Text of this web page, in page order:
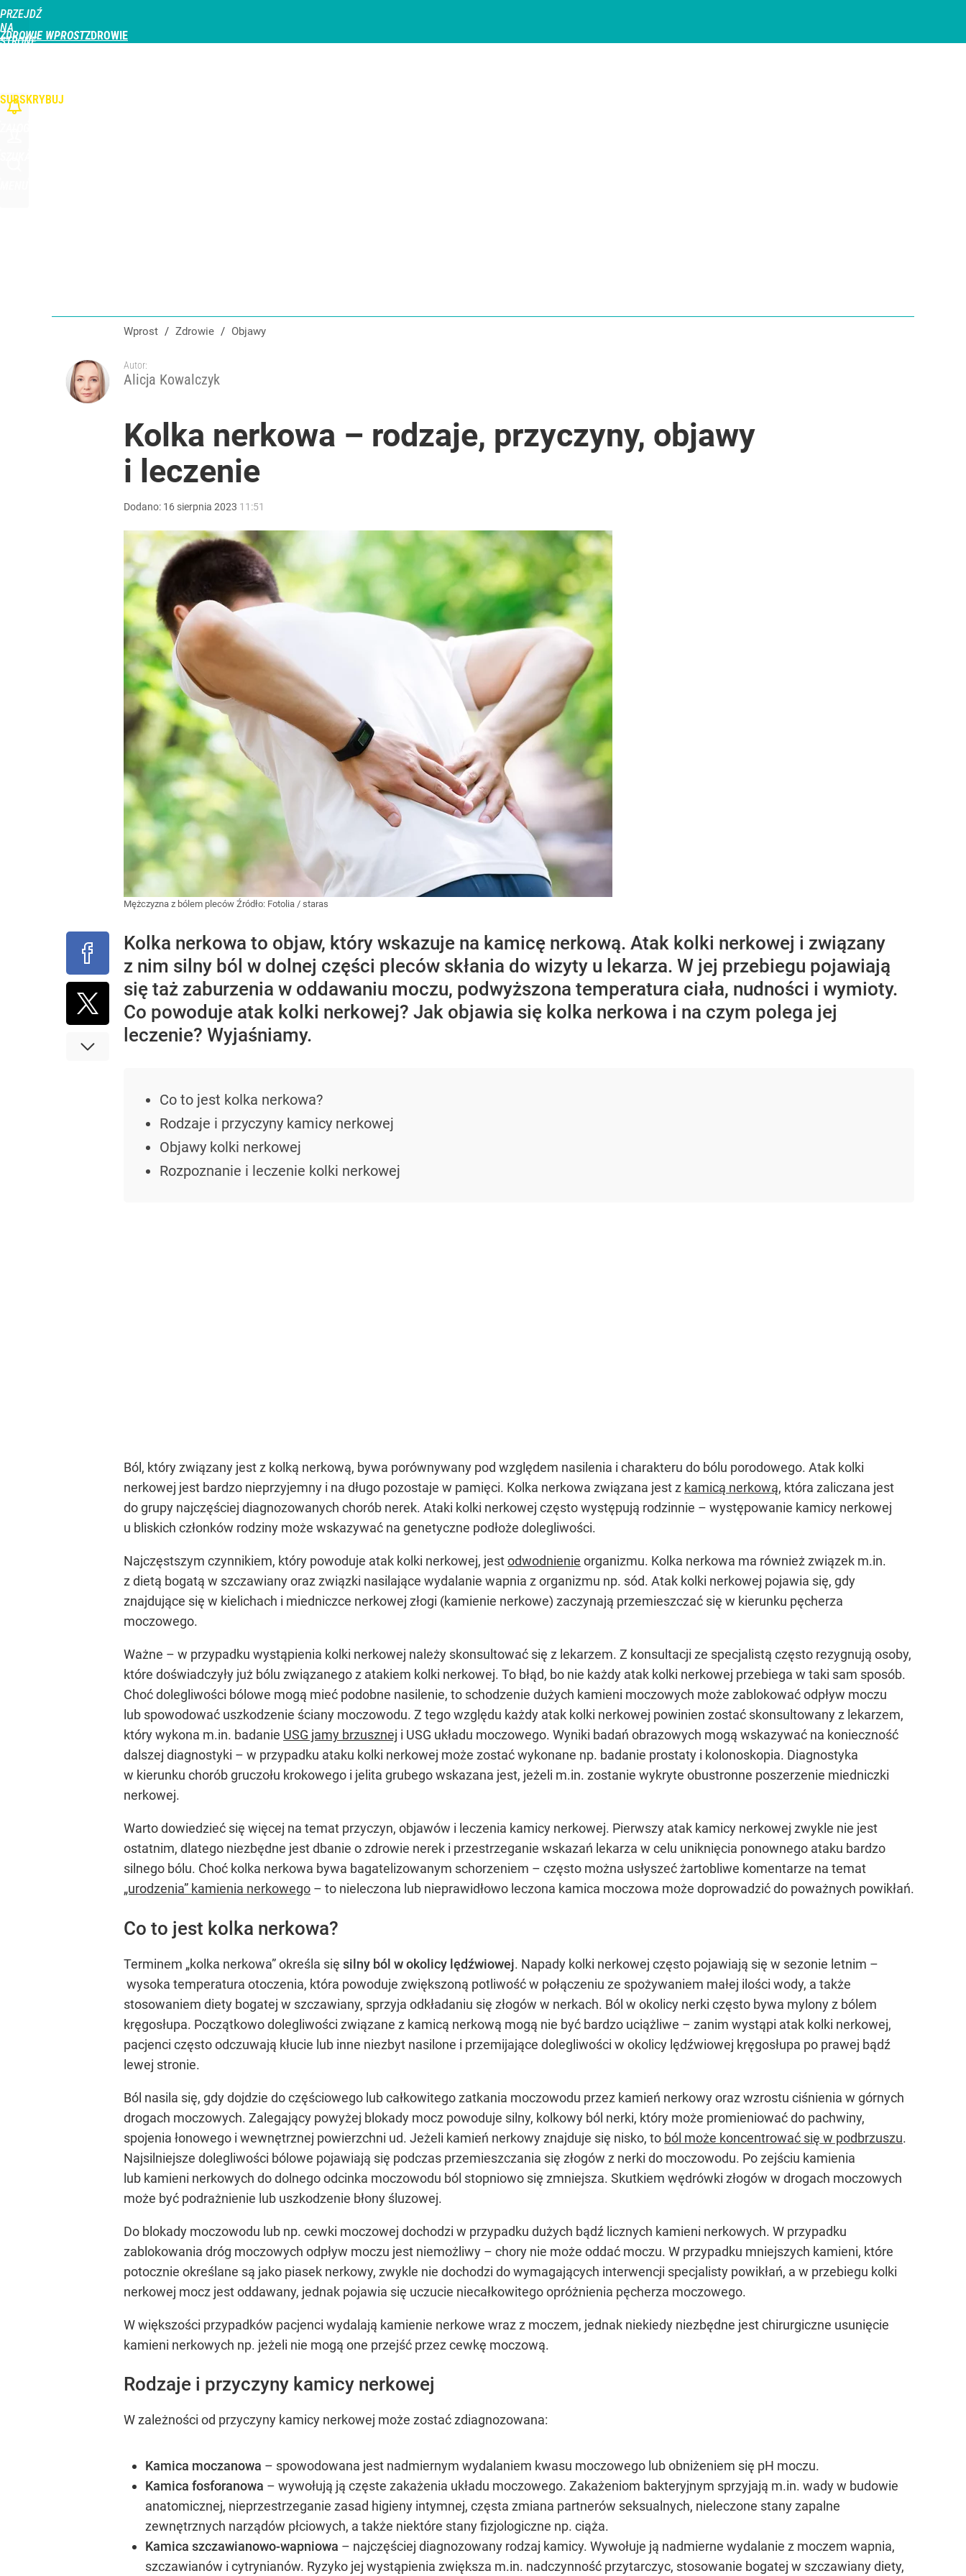
PRZEJDŹ
NA
STRONĘ
ZDROWIE WPROST
SUBSKRYBUJ
Wprost / Zdrowie / Objawy
Autor:
Alicja Kowalczyk
Kolka nerkowa – rodzaje, przyczyny, objawy
i leczenie
Dodano: 16 sierpnia 2023 11:51
Mężczyzna z bólem pleców Źródło: Fotolia / staras
Kolka nerkowa to objaw, który wskazuje na kamicę nerkową. Atak kolki nerkowej i związany
z nim silny ból w dolnej części pleców skłania do wizyty u lekarza. W jej przebiegu pojawiają
się taż zaburzenia w oddawaniu moczu, podwyższona temperatura ciała, nudności i wymioty.
Co powoduje atak kolki nerkowej? Jak objawia się kolka nerkowa i na czym polega jej
leczenie? Wyjaśniamy.
Co to jest kolka nerkowa?
Rodzaje i przyczyny kamicy nerkowej
Objawy kolki nerkowej
Rozpoznanie i leczenie kolki nerkowej
Ból, który związany jest z kolką nerkową, bywa porównywany pod względem nasilenia i charakteru do bólu porodowego. Atak kolki
nerkowej jest bardzo nieprzyjemny i na długo pozostaje w pamięci. Kolka nerkowa związana jest z kamicą nerkową, która zaliczana jest
do grupy najczęściej diagnozowanych chorób nerek. Ataki kolki nerkowej często występują rodzinnie – występowanie kamicy nerkowej
u bliskich członków rodziny może wskazywać na genetyczne podłoże dolegliwości.
Najczęstszym czynnikiem, który powoduje atak kolki nerkowej, jestodwodnienie organizmu. Kolka nerkowa ma również związek m.in.
z dietą bogatą w szczawiany oraz związki nasilające wydalanie wapnia z organizmu np. sód. Atak kolki nerkowej pojawia się, gdy
znajdujące się w kielichach i miedniczce nerkowej złogi (kamienie nerkowe) zaczynają przemieszczać się w kierunku pęcherza
moczowego.
Ważne – w przypadku wystąpienia kolki nerkowej należy skonsultować się z lekarzem. Z konsultacji ze specjalistą często rezygnują osoby,
które doświadczyły już bólu związanego z atakiem kolki nerkowej. To błąd, bo nie każdy atak kolki nerkowej przebiega w taki sam sposób.
Choć dolegliwości bólowe mogą mieć podobne nasilenie, to schodzenie dużych kamieni moczowych może zablokować odpływ moczu
lub spowodować uszkodzenie ściany moczowodu. Z tego względu każdy atak kolki nerkowej powinien zostać skonsultowany z lekarzem,
który wykona m.in. badanie USG jamy brzusznej i USG układu moczowego. Wyniki badań obrazowych mogą wskazywać na konieczność
dalszej diagnostyki – w przypadku ataku kolki nerkowej może zostać wykonane np. badanie prostaty i kolonoskopia. Diagnostyka
w kierunku chorób gruczołu krokowego i jelita grubego wskazana jest, jeżeli m.in. zostanie wykryte obustronne poszerzenie miedniczki
nerkowej.
Warto dowiedzieć się więcej na temat przyczyn, objawów i leczenia kamicy nerkowej. Pierwszy atak kamicy nerkowej zwykle nie jest
ostatnim, dlatego niezbędne jest dbanie o zdrowie nerek i przestrzeganie wskazań lekarza w celu uniknięcia ponownego ataku bardzo
silnego bólu. Choć kolka nerkowa bywa bagatelizowanym schorzeniem – często można usłyszeć żartobliwe komentarze na temat
„urodzenia” kamienia nerkowego – to nieleczona lub nieprawidłowo leczona kamica moczowa może doprowadzić do poważnych powikłań.
Co to jest kolka nerkowa?
Terminem „kolka nerkowa” określa się silny ból w okolicy lędźwiowej. Napady kolki nerkowej często pojawiają się w sezonie letnim –
wysoka temperatura otoczenia, która powoduje zwiększoną potliwość w połączeniu ze spożywaniem małej ilości wody, a także
stosowaniem diety bogatej w szczawiany, sprzyja odkładaniu się złogów w nerkach. Ból w okolicy nerki często bywa mylony z bólem
kręgosłupa. Początkowo dolegliwości związane z kamicą nerkową mogą nie być bardzo uciążliwe – zanim wystąpi atak kolki nerkowej,
pacjenci często odczuwają kłucie lub inne niezbyt nasilone i przemijające dolegliwości w okolicy lędźwiowej kręgosłupa po prawej bądź
lewej stronie.
Ból nasila się, gdy dojdzie do częściowego lub całkowitego zatkania moczowodu przez kamień nerkowy oraz wzrostu ciśnienia w górnych
drogach moczowych. Zalegający powyżej blokady mocz powoduje silny, kolkowy ból nerki, który może promieniować do pachwiny,
spojenia łonowego i wewnętrznej powierzchni ud. Jeżeli kamień nerkowy znajduje się nisko, to ból może koncentrować się w podbrzuszu.
Najsilniejsze dolegliwości bólowe pojawiają się podczas przemieszczania się złogów z nerki do moczowodu. Po zejściu kamienia
lub kamieni nerkowych do dolnego odcinka moczowodu ból stopniowo się zmniejsza. Skutkiem wędrówki złogów w drogach moczowych
może być podrażnienie lub uszkodzenie błony śluzowej.
Do blokady moczowodu lub np. cewki moczowej dochodzi w przypadku dużych bądź licznych kamieni nerkowych. W przypadku
zablokowania dróg moczowych odpływ moczu jest niemożliwy – chory nie może oddać moczu. W przypadku mniejszych kamieni, które
potocznie określane są jako piasek nerkowy, zwykle nie dochodzi do wymagających interwencji specjalisty powikłań, a w przebiegu kolki
nerkowej mocz jest oddawany, jednak pojawia się uczucie niecałkowitego opróżnienia pęcherza moczowego.
W większości przypadków pacjenci wydalają kamienie nerkowe wraz z moczem, jednak niekiedy niezbędne jest chirurgiczne usunięcie
kamieni nerkowych np. jeżeli nie mogą one przejść przez cewkę moczową.
Rodzaje i przyczyny kamicy nerkowej
W zależności od przyczyny kamicy nerkowej może zostać zdiagnozowana:
Kamica moczanowa – spowodowana jest nadmiernym wydalaniem kwasu moczowego lub obniżeniem się pH moczu.
Kamica fosforanowa – wywołują ją częste zakażenia układu moczowego. Zakażeniom bakteryjnym sprzyjają m.in. wady w budowie
anatomicznej, nieprzestrzeganie zasad higieny intymnej, częsta zmiana partnerów seksualnych, nieleczone stany zapalne
zewnętrznych narządów płciowych, a także niektóre stany fizjologiczne np. ciąża.
Kamica szczawianowo-wapniowa – najczęściej diagnozowany rodzaj kamicy. Wywołuje ją nadmierne wydalanie z moczem wapnia,
szczawianów i cytrynianów. Ryzyko jej wystąpienia zwiększa m.in. nadczynność przytarczyc, stosowanie bogatej w szczawiany diety,